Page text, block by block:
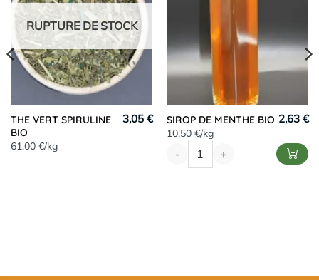
RUPTURE DE STOCK
THE VERT SPIRULINE
BIO
61,00 €/kg
3,05 €
SIROP DE MENTHE BIO
10,50 €/kg
2,63 €
- +